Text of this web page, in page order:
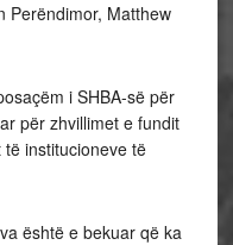
Perëndimor, Matthew
i SHBA-së për
për zhvillimet e fundit
institucioneve të
është e bekuar që ka